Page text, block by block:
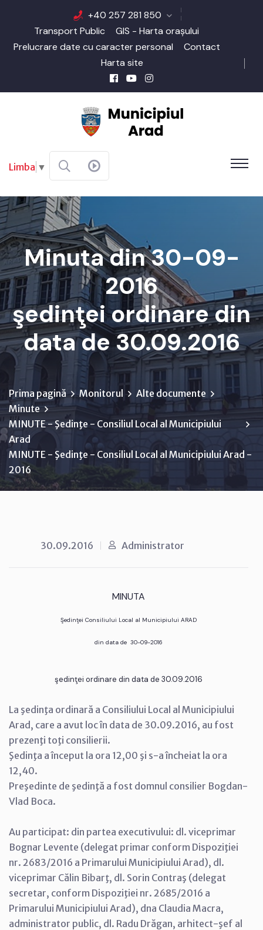
+40 257 281 850
Transport Public
GIS - Harta orașului
Prelucrare date cu caracter personal
Contact
Harta site
Limba ▼
Minuta din 30-09-
2016
şedinţei ordinare din
data de 30.09.2016
Prima pagină Monitorul
Alte documente
Minute
MINUTE - Şedinţe - Consiliul Local al Municipiului
Arad
MINUTE - Şedinţe - Consiliul Local al Municipiului Arad -
2016
30.09.2016 Administrator
MINUTA
Şedinţei Consiliului Local al Municipiului ARAD
din data de 30-09-2016
şedinţei ordinare din data de 30.09.2016
La şedinţa ordinară a Consiliului Local al Municipiului
Arad, care a avut loc în data de 30.09.2016, au fost
prezenţi toţi consilierii.
Şedinţa a început la ora 12,00 şi s-a încheiat la ora
12,40.
Preşedinte de şedinţă a fost domnul consilier Bogdan-
Vlad Boca.
Au participat: din partea executivului: dl. viceprimar
Bognar Levente (delegat primar conform Dispoziţiei
nr. 2683/2016 a Primarului Municipiului Arad), dl.
viceprimar Călin Bibarţ, dl. Sorin Contraş (delegat
secretar, conform Dispoziţiei nr. 2685/2016 a
Primarului Municipiului Arad), dna Claudia Macra,
administrator public, dl. Radu Drăgan, arhitect-şef al